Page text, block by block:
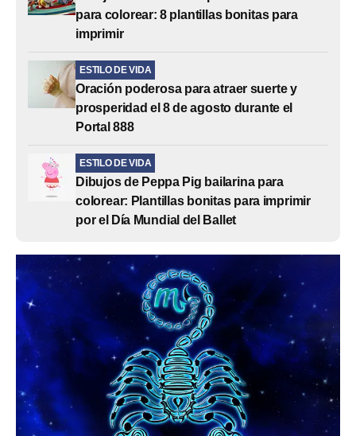
para colorear: 8 plantillas bonitas para
imprimir
ESTILO DE VIDA
Oración poderosa para atraer suerte y
prosperidad el 8 de agosto durante el
Portal 888
ESTILO DE VIDA
Dibujos de Peppa Pig bailarina para
colorear: Plantillas bonitas para imprimir
por el Día Mundial del Ballet